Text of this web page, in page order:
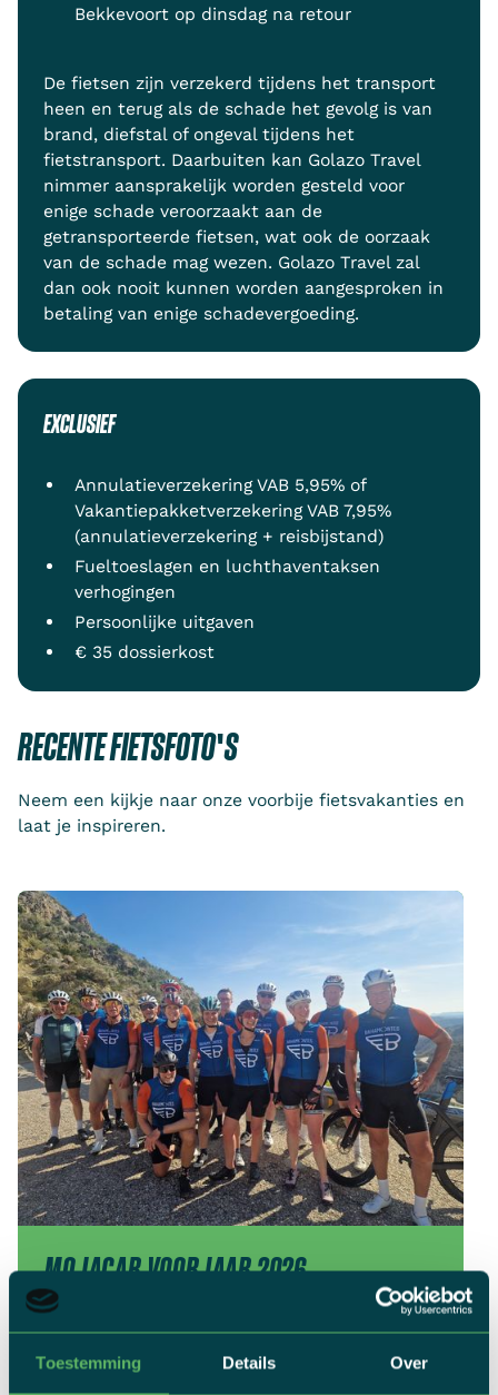
Toestemming Details Over
Bekkevoort op dinsdag na retour
De fietsen zijn verzekerd tijdens het transport
heen en terug als de schade het gevolg is van
brand, diefstal of ongeval tijdens het
fietstransport. Daarbuiten kan Golazo Travel
nimmer aansprakelijk worden gesteld voor
enige schade veroorzaakt aan de
getransporteerde fietsen, wat ook de oorzaak
van de schade mag wezen. Golazo Travel zal
dan ook nooit kunnen worden aangesproken in
betaling van enige schadevergoeding.
EXCLUSIEF
Annulatieverzekering VAB 5,95% of
Vakantiepakketverzekering VAB 7,95%
(annulatieverzekering + reisbijstand)
Fueltoeslagen en luchthaventaksen
verhogingen
Persoonlijke uitgaven
€ 35 dossierkost
RECENTE FIETSFOTO'S
Neem een kijkje naar onze voorbije fietsvakanties en
laat je inspireren.
MOJACAR VOORJAAR 2026
Bekijk de foto's van
Mojacar voorjaar 2026